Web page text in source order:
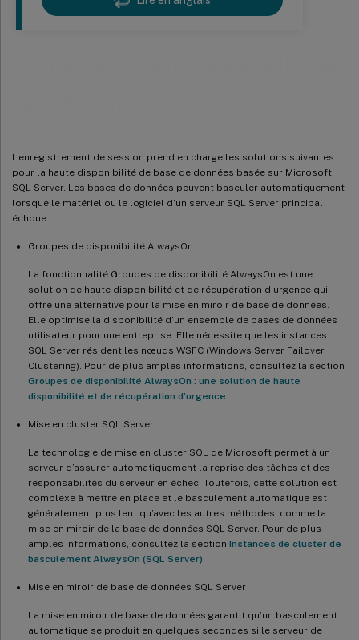
L’enregistrement de session prend en charge les solutions suivantes
pour la haute disponibilité de base de données basée sur Microsoft
SQL Server. Les bases de données peuvent basculer automatiquement
lorsque le matériel ou le logiciel d’un serveur SQL Server principal
échoue.
Groupes de disponibilité AlwaysOn
La fonctionnalité Groupes de disponibilité AlwaysOn est une
solution de haute disponibilité et de récupération d’urgence qui
offre une alternative pour la mise en miroir de base de données.
Elle optimise la disponibilité d’un ensemble de bases de données
utilisateur pour une entreprise. Elle nécessite que les instances
SQL Server résident les nœuds WSFC (Windows Server Failover
Clustering). Pour de plus amples informations, consultez la section
Groupes de disponibilité AlwaysOn : une solution de haute
disponibilité et de récupération d’urgence
Mise en cluster SQL Server
La technologie de mise en cluster SQL de Microsoft permet à un
serveur d’assurer automatiquement la reprise des tâches et des
responsabilités du serveur en échec. Toutefois, cette solution est
complexe à mettre en place et le basculement automatique est
généralement plus lent qu’avec les autres méthodes, comme la
mise en miroir de la base de données SQL Server. Pour de plus
amples informations, consultez la section Instances de cluster de
basculement AlwaysOn (SQL Server)
Mise en miroir de base de données SQL Server
La mise en miroir de base de données garantit qu’un basculement
automatique se produit en quelques secondes si le serveur de